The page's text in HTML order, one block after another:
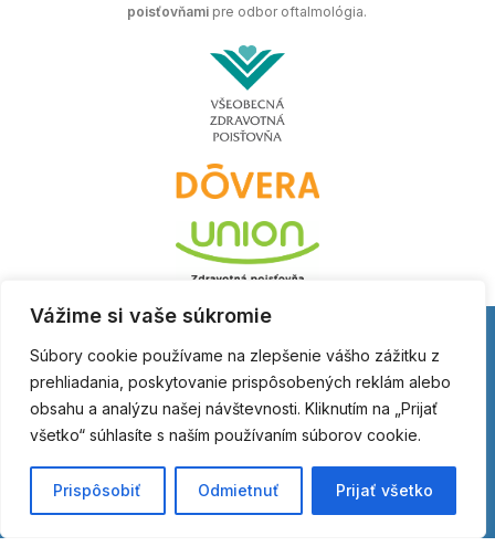
Vážime si vaše súkromie
Súbory cookie používame na zlepšenie vášho zážitku z
prehliadania, poskytovanie prispôsobených reklám alebo
obsahu a analýzu našej návštevnosti. Kliknutím na „Prijať
všetko“ súhlasíte s naším používaním súborov cookie.
Prispôsobiť Odmietnuť Prijať všetko
poisťovňami pre odbor oftalmológia.